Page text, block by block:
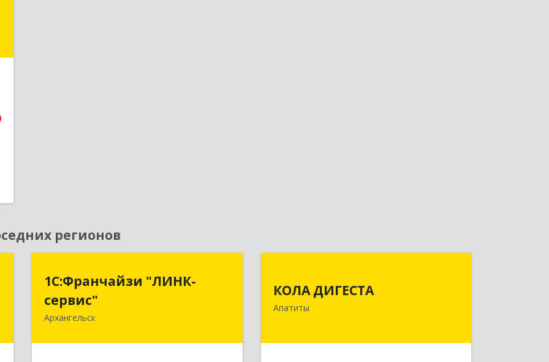
регионов
1С:Франчайзи "ЛИНК-
сервис"
Архангельск
1С:Франчайзи "ЛИНК-
сервис"
КОЛА ДИГЕСТА
Апатиты
184209, Мурманская обл, Апатиты г,
Подробнее